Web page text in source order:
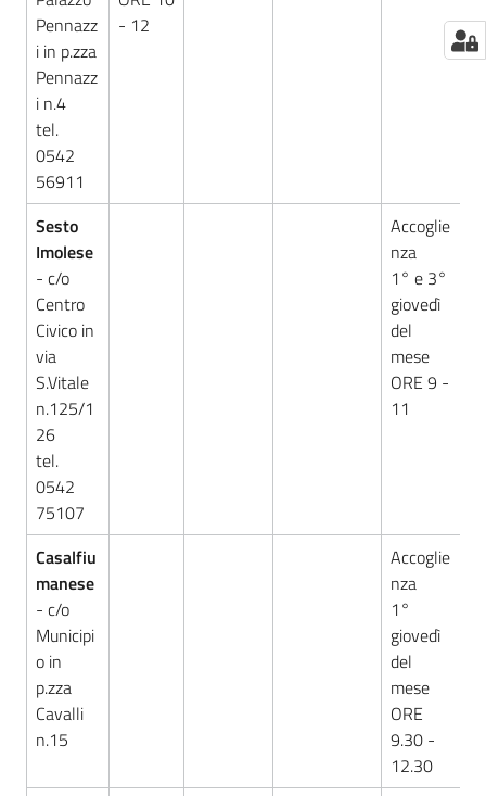
Pennazz
i in p.zza
Pennazz
i n.4
tel.
0542
56911
- 12
Sesto
Imolese
- c/o
Centro
Civico in
via
S.Vitale
n.125/1
26
tel.
0542
75107
Accoglie
nza
1° e 3°
giovedì
del
mese
ORE 9 -
11
Casalfiu
manese
- c/o
Municipi
o in
p.zza
Cavalli
n.15
Accoglie
nza
1°
giovedì
del
mese
ORE
9.30 -
12.30